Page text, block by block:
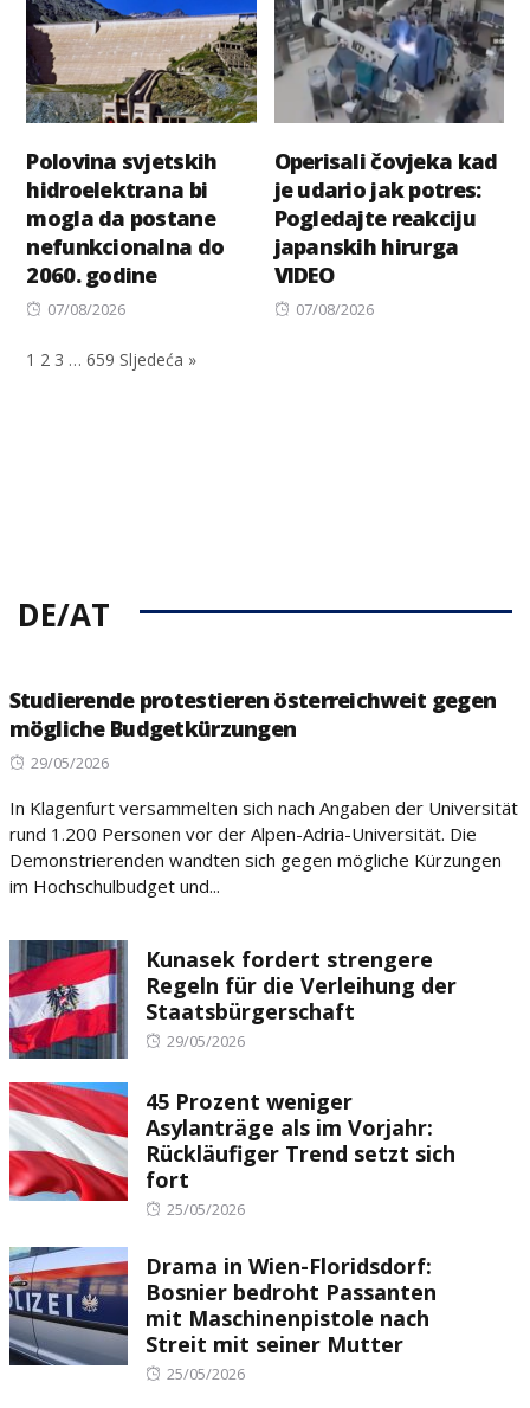
Polovina svjetskih
hidroelektrana bi
mogla da postane
nefunkcionalna do
2060. godine
Posted
07/08/2026
Operisali čovjeka kad
je udario jak potres:
Pogledajte reakciju
japanskih hirurga
VIDEO
Posted
07/08/2026
1 2 3 … 659 Sljedeća »
DE/AT
Studierende protestieren österreichweit gegen
mögliche Budgetkürzungen
Posted
29/05/2026
In Klagenfurt versammelten sich nach Angaben der Universität
rund 1.200 Personen vor der Alpen-Adria-Universität. Die
Demonstrierenden wandten sich gegen mögliche Kürzungen
im Hochschulbudget und...
Kunasek fordert strengere
Regeln für die Verleihung der
Staatsbürgerschaft
Posted
29/05/2026
45 Prozent weniger
Asylanträge als im Vorjahr:
Rückläufiger Trend setzt sich
fort
Posted
25/05/2026
Drama in Wien-Floridsdorf:
Bosnier bedroht Passanten
mit Maschinenpistole nach
Streit mit seiner Mutter
Posted
25/05/2026